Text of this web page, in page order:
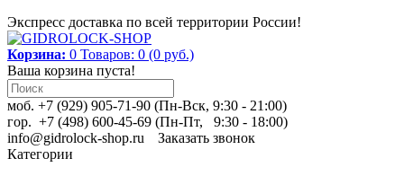
Экспресс доставка по всей территории России!
Корзина: 0 Товаров: 0 (0 руб.)
Ваша корзина пуста!
моб. +7 (929) 905-71-90 (Пн-Вск, 9:30 - 21:00)
гор. +7 (498) 600-45-69 (Пн-Пт, 9:30 - 18:00)
info@gidrolock-shop.ru
Заказать звонок
Категории